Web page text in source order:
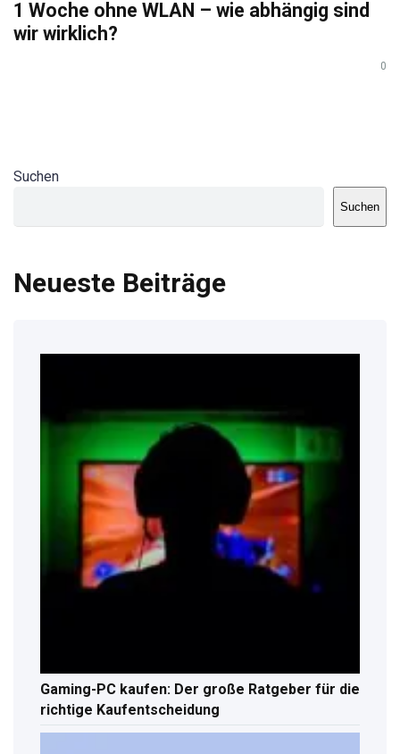
1 Woche ohne WLAN – wie abhängig sind
wir wirklich?
0
Suchen
Suchen
Neueste Beiträge
Gaming-PC kaufen: Der große Ratgeber für die
richtige Kaufentscheidung